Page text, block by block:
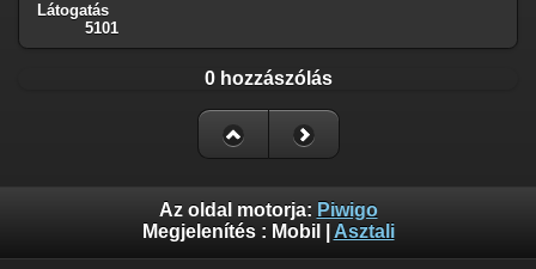
Látogatás
5101
0 hozzászólás
Az oldal motorja: Piwigo
Megjelenítés : Mobil Asztali